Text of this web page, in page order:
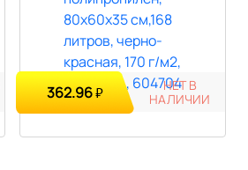
362.96₽
НЕТ В
НАЛИЧИИ